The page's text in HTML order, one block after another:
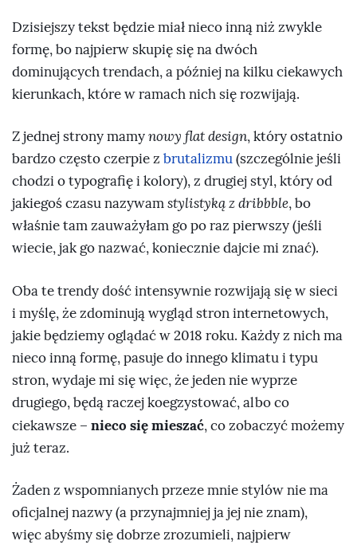
Dzisiejszy tekst będzie miał nieco inną niż zwykle
formę, bo najpierw skupię się na dwóch
dominujących trendach, a później na kilku ciekawych
kierunkach, które w ramach nich się rozwijają.
Z jednej strony mamynowy flat design, który ostatnio
bardzo często czerpie z brutalizmu(szczególnie jeśli
chodzi o typografię i kolory), z drugiej styl, który od
jakiegoś czasu nazywamstylistyką z dribbble, bo
właśnie tam zauważyłam go po raz pierwszy (jeśli
wiecie, jak go nazwać, koniecznie dajcie mi znać).
Oba te trendy dość intensywnie rozwijają się w sieci
i myślę, że zdominują wygląd stron internetowych,
jakie będziemy oglądać w 2018 roku. Każdy z nich ma
nieco inną formę, pasuje do innego klimatu i typu
stron, wydaje mi się więc, że jeden nie wyprze
drugiego, będą raczej koegzystować, albo co
ciekawsze – nieco się mieszać, co zobaczyć możemy
już teraz.
Żaden z wspomnianych przeze mnie stylów nie ma
oficjalnej nazwy (a przynajmniej ja jej nie znam),
więc abyśmy się dobrze zrozumieli, najpierw